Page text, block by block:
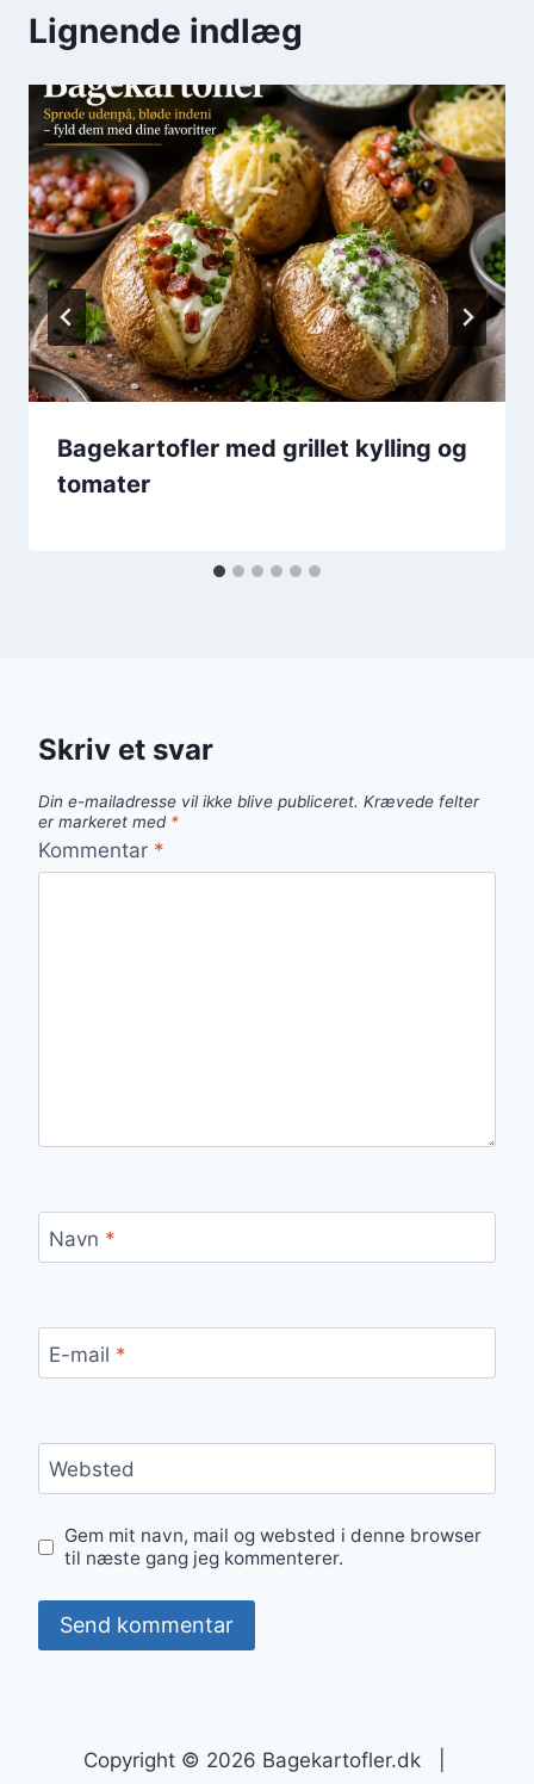
Lignende indlæg
Bagekartofler med grillet kylling og
tomater
Skriv et svar
Din e-mailadresse vil ikke blive publiceret. Krævede felter
er markeret med *
Kommentar *
Navn *
E-mail *
Websted
Gem mit navn, mail og websted i denne browser
til næste gang jeg kommenterer.
Copyright © 2026 Bagekartofler.dk |